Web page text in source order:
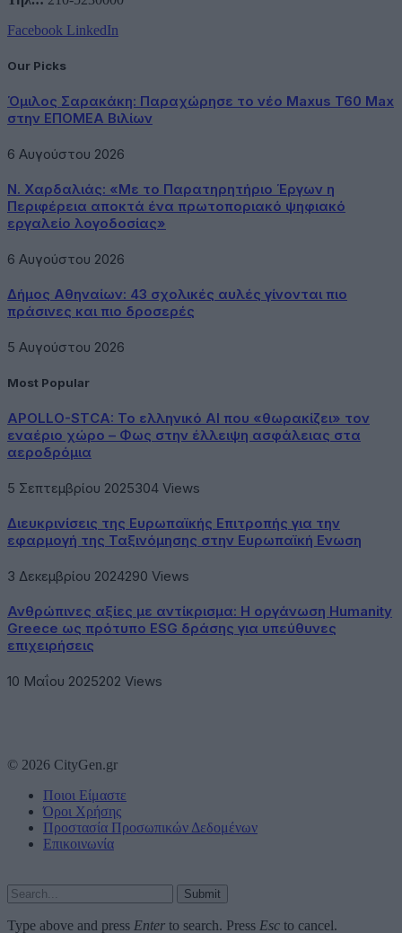
Facebook LinkedIn
Our Picks
Όμιλος Σαρακάκη: Παραχώρησε το νέο Maxus T60 Max
στην ΕΠΟΜΕΑ Βιλίων
6 Αυγούστου 2026
Ν. Χαρδαλιάς: «Με το Παρατηρητήριο Έργων η
Περιφέρεια αποκτά ένα πρωτοποριακό ψηφιακό
εργαλείο λογοδοσίας»
6 Αυγούστου 2026
Δήμος Αθηναίων: 43 σχολικές αυλές γίνονται πιο
πράσινες και πιο δροσερές
5 Αυγούστου 2026
Most Popular
APOLLO-STCA: Το ελληνικό AI που «θωρακίζει» τον
εναέριο χώρο – Φως στην έλλειψη ασφάλειας στα
αεροδρόμια
5 Σεπτεμβρίου 2025304 Views
Διευκρινίσεις της Ευρωπαϊκής Επιτροπής για την
εφαρμογή της Ταξινόμησης στην Ευρωπαϊκή Ενωση
3 Δεκεμβρίου 2024290 Views
Ανθρώπινες αξίες με αντίκρισμα: Η οργάνωση Humanity
Greece ως πρότυπο ESG δράσης για υπεύθυνες
επιχειρήσεις
10 Μαΐου 2025202 Views
© 2026 CityGen.gr
Ποιοι Είμαστε
Όροι Χρήσης
Προστασία Προσωπικών Δεδομένων
Επικοινωνία
Submit
Type above and press Enter to search. Press Esc to cancel.